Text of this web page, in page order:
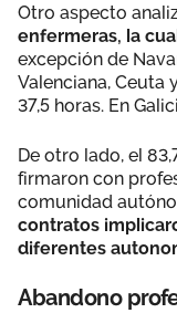
Otro aspecto
enfermeras, la
excepción de
Valenciana, Ceuta
37,5 horas. En
De otro lado, el
firmaron con
comunidad
contratos
diferentes
Abandono